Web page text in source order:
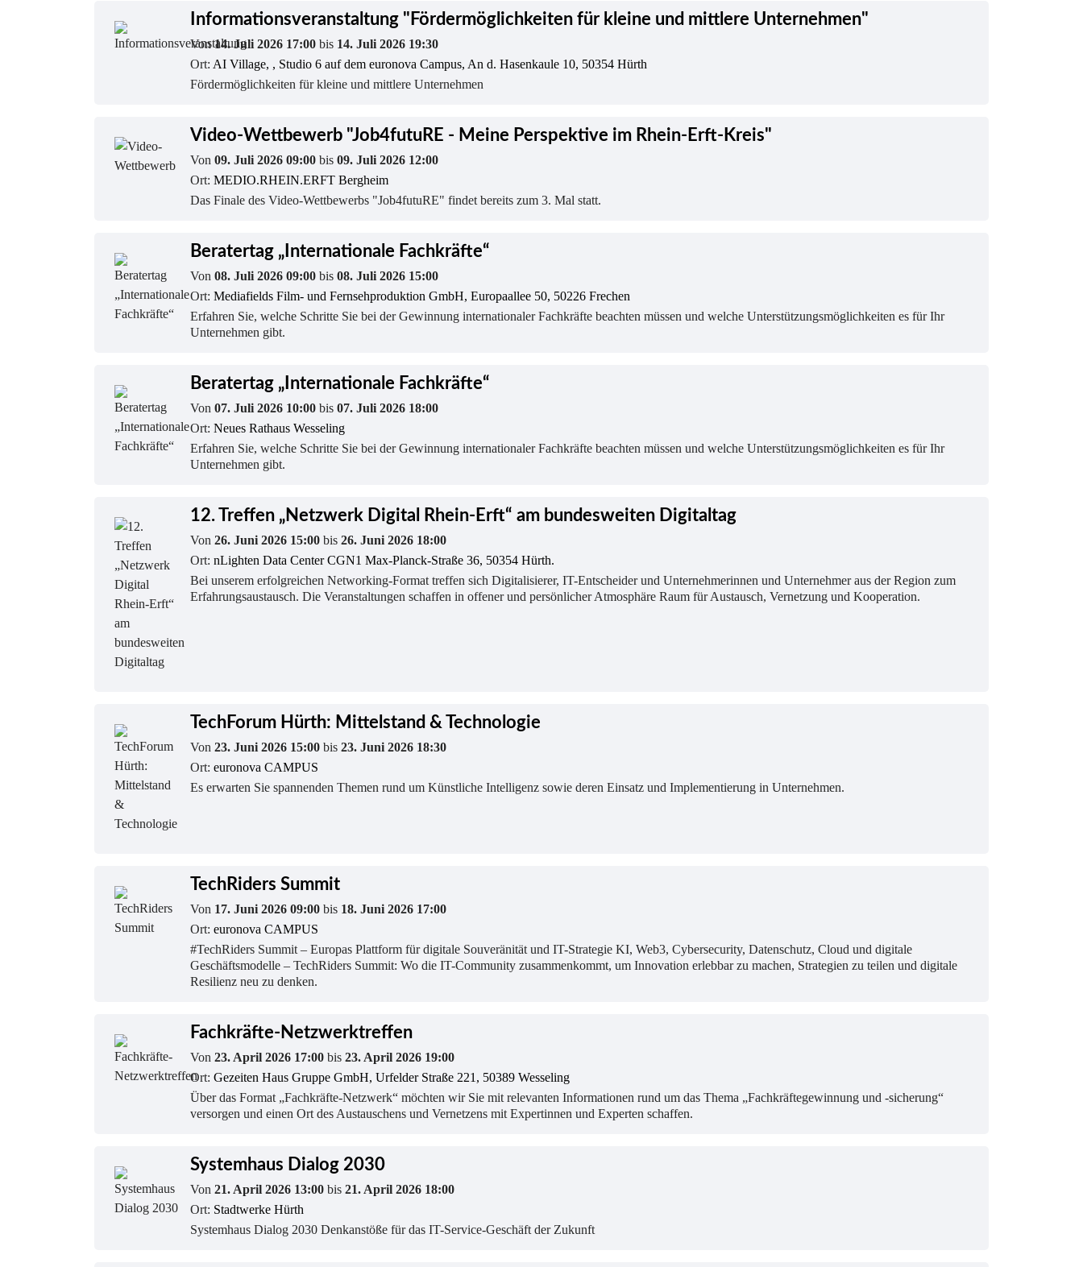
Informationsveranstaltung "Fördermöglichkeiten für kleine und mittlere Unternehmen"
Von14. Juli 2026 17:00 bis 14. Juli 2026 19:30
Ort: AI Village, , Studio 6 auf dem euronova Campus, An d. Hasenkaule 10, 50354 Hürth
Fördermöglichkeiten für kleine und mittlere Unternehmen
Video-Wettbewerb "Job4futuRE - Meine Perspektive im Rhein-Erft-Kreis"
Von 09. Juli 2026 09:00 bis 09. Juli 2026 12:00
Ort: MEDIO.RHEIN.ERFT Bergheim
Das Finale des Video-Wettbewerbs "Job4futuRE" findet bereits zum 3. Mal statt.
Beratertag „Internationale Fachkräfte“
Von 08. Juli 2026 09:00 bis 08. Juli 2026 15:00
Ort: Mediafields Film- und Fernsehproduktion GmbH, Europaallee 50, 50226 Frechen
Erfahren Sie, welche Schritte Sie bei der Gewinnung internationaler Fachkräfte beachten müssen und welche Unterstützungsmöglichkeiten es für Ihr
Unternehmen gibt.
Beratertag „Internationale Fachkräfte“
Von 07. Juli 2026 10:00 bis 07. Juli 2026 18:00
Ort: Neues Rathaus Wesseling
Erfahren Sie, welche Schritte Sie bei der Gewinnung internationaler Fachkräfte beachten müssen und welche Unterstützungsmöglichkeiten es für Ihr
Unternehmen gibt.
12. Treffen „Netzwerk Digital Rhein-Erft“ am bundesweiten Digitaltag
Von 26. Juni 2026 15:00 bis 26. Juni 2026 18:00
Ort: nLighten Data Center CGN1 Max-Planck-Straße 36, 50354 Hürth.
Bei unserem erfolgreichen Networking-Format treffen sich Digitalisierer, IT-Entscheider und Unternehmerinnen und Unternehmer aus der Region zum
Erfahrungsaustausch. Die Veranstaltungen schaffen in offener und persönlicher Atmosphäre Raum für Austausch, Vernetzung und Kooperation.
TechForum Hürth: Mittelstand & Technologie
Von 23. Juni 2026 15:00 bis 23. Juni 2026 18:30
Ort: euronova CAMPUS
Es erwarten Sie spannenden Themen rund um Künstliche Intelligenz sowie deren Einsatz und Implementierung in Unternehmen.
TechRiders Summit
Von 17. Juni 2026 09:00 bis 18. Juni 2026 17:00
Ort: euronova CAMPUS
#TechRiders Summit – Europas Plattform für digitale Souveränität und IT-Strategie KI, Web3, Cybersecurity, Datenschutz, Cloud und digitale
Geschäftsmodelle – TechRiders Summit: Wo die IT-Community zusammenkommt, um Innovation erlebbar zu machen, Strategien zu teilen und digitale
Resilienz neu zu denken.
Fachkräfte-Netzwerktreffen
Von 23. April 2026 17:00 bis 23. April 2026 19:00
Ort: Gezeiten Haus Gruppe GmbH, Urfelder Straße 221, 50389 Wesseling
Über das Format „Fachkräfte-Netzwerk“ möchten wir Sie mit relevanten Informationen rund um das Thema „Fachkräftegewinnung und -sicherung“
versorgen und einen Ort des Austauschens und Vernetzens mit Expertinnen und Experten schaffen.
Systemhaus Dialog 2030
Von 21. April 2026 13:00 bis 21. April 2026 18:00
Ort: Stadtwerke Hürth
Systemhaus Dialog 2030 Denkanstöße für das IT-Service-Geschäft der Zukunft